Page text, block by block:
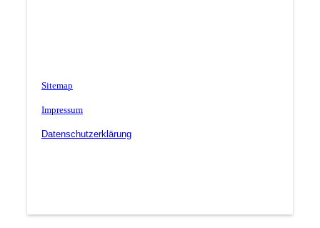
Sitemap
Impressum
Datenschutzerklärung